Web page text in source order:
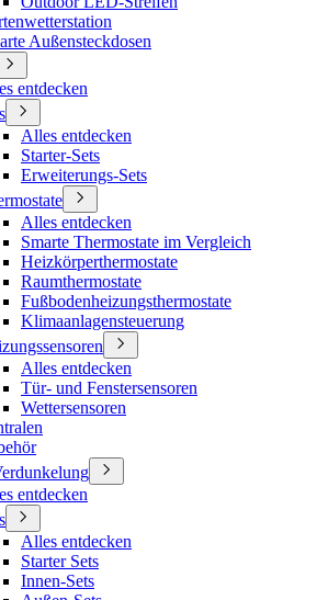
Außensteckdosen
entdecken
Alles entdecken
Starter-Sets
Erweiterungs-Sets
Alles entdecken
Smarte Thermostate im Vergleich
Heizkörperthermostate
Raumthermostate
Fußbodenheizungsthermostate
Klimaanlagensteuerung
Alles entdecken
Tür- und Fenstersensoren
Wettersensoren
entdecken
Alles entdecken
Starter Sets
Innen-Sets